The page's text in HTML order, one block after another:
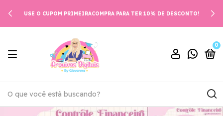
USE O CUPOM PRIMEIRACOMPRA PARA TER 10% DE DESCONTO!
0